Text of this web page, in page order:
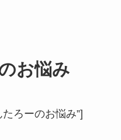
お悩み
ろーのお悩み”]